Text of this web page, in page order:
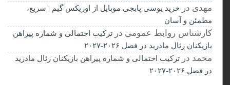
مهدیدرخرید یوسی پابجی موبایل از اوریکس گیم | سریع،
مطمئن و آسان
کارشناس روابط عمومیدرترکیب احتمالی و شماره پیراهن
بازیکنان رئال مادرید در فصل ۲۰۲۶-۲۰۲۷
محمددرترکیب احتمالی و شماره پیراهن بازیکنان رئال مادرید
در فصل ۲۰۲۶-۲۰۲۷